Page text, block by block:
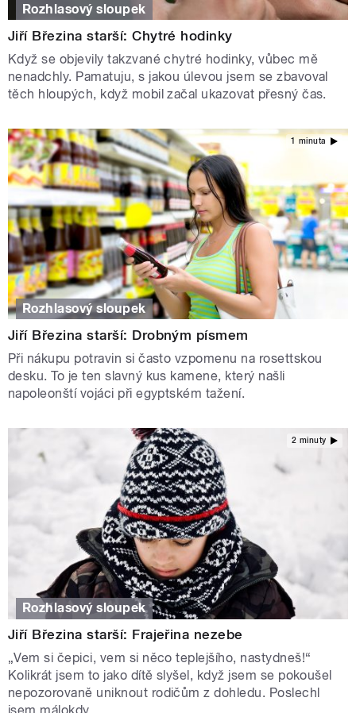
Rozhlasový sloupek
Jiří Březina starší: Chytré hodinky
Když se objevily takzvané chytré hodinky, vůbec mě
nenadchly. Pamatuju, s jakou úlevou jsem se zbavoval
těch hloupých, když mobil začal ukazovat přesný čas.
1 minuta
Rozhlasový sloupek
Jiří Březina starší: Drobným písmem
Při nákupu potravin si často vzpomenu na rosettskou
desku. To je ten slavný kus kamene, který našli
napoleonští vojáci při egyptském tažení.
2 minuty
Rozhlasový sloupek
Jiří Březina starší: Frajeřina nezebe
„Vem si čepici, vem si něco teplejšího, nastydneš!“
Kolikrát jsem to jako dítě slyšel, když jsem se pokoušel
nepozorovaně uniknout rodičům z dohledu. Poslechl